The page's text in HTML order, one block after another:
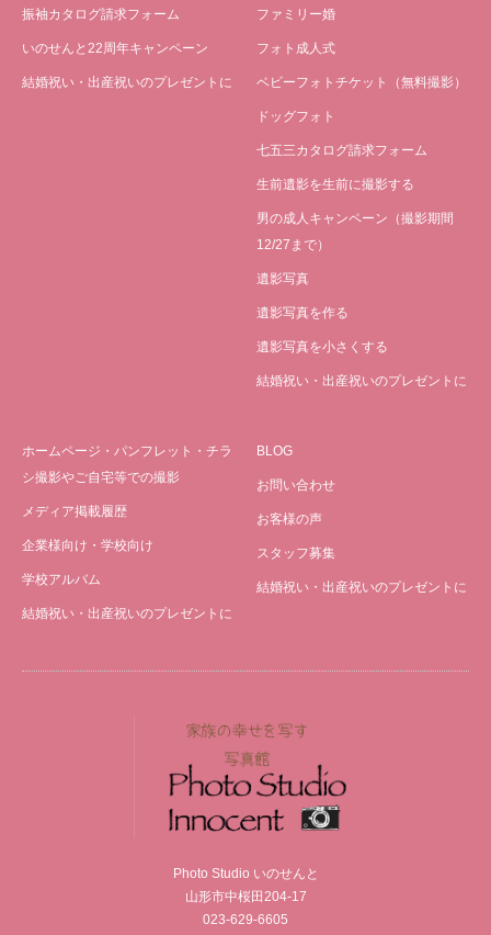
振袖カタログ請求フォーム
いのせんと22周年キャンペーン
結婚祝い・出産祝いのプレゼントに
ファミリー婚
フォト成人式
ベビーフォトチケット（無料撮影）
ドッグフォト
七五三カタログ請求フォーム
生前遺影を生前に撮影する
男の成人キャンペーン（撮影期間
12/27まで）
遺影写真
遺影写真を作る
遺影写真を小さくする
結婚祝い・出産祝いのプレゼントに
ホームページ・パンフレット・チラ
シ撮影やご自宅等での撮影
メディア掲載履歴
企業様向け・学校向け
学校アルバム
結婚祝い・出産祝いのプレゼントに
BLOG
お問い合わせ
お客様の声
スタッフ募集
結婚祝い・出産祝いのプレゼントに
Photo Studio いのせんと
山形市中桜田204-17
023-629-6605